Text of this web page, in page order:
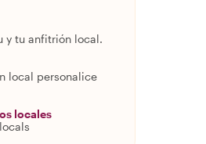
y tu anfitrión local.
local personalice
locales